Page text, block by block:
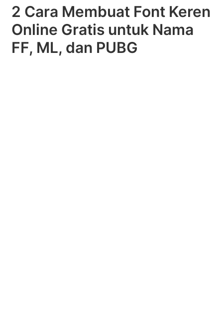
2 Cara Membuat Font Keren
Online Gratis untuk Nama
FF, ML, dan PUBG